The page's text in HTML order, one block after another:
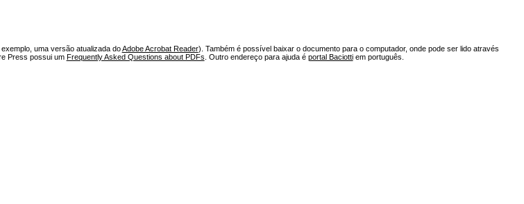
uma versão atualizada doAdobe Acrobat Reader). Também é possível baixar o documento para o computador, onde pode ser lido através
Press possui um Frequently Asked Questions about PDFs . Outro endereço para ajuda é portal Baciottiem português.